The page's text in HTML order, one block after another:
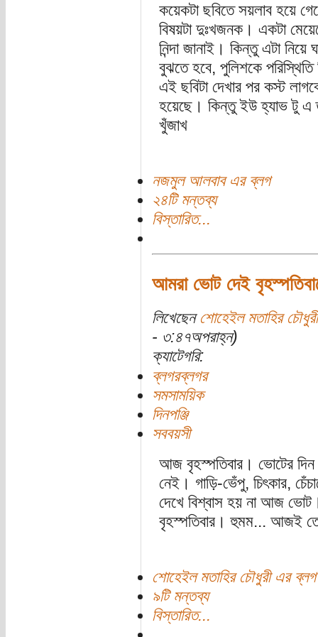
কয়েকটা ছবিতে সয়লাব হয়ে
বিষয়টা দুঃখজনক। একটা
নিন্দা জানাই। কিন্তু এটা
বুঝতে হবে, পুলিশকে
এই ছবিটা দেখার পর কস্ট
হয়েছে। কিন্তু ইউ হ্যাভ টু এ
খুঁজাখ
নজমুল আলবাব এর ব্লগ
২৪টি মন্তব্য
বিস্তারিত...
আমরা ভোট দেই
লিখেছেন শোহেইল মতাহির চৌধুরী
- ৩:৪৭অপরাহ্ন)
ক্যাটেগরি:
ব্লগরব্লগর
সমসাময়িক
দিনপঞ্জি
সববয়সী
আজ বৃহস্পতিবার। ভোটের
নেই। গাড়ি-ভেঁপু, চিৎকার,
দেখে বিশ্বাস হয় না আজ
বৃহস্পতিবার। হুমম... আজই
শোহেইল মতাহির চৌধুরী এর ব্লগ
৯টি মন্তব্য
বিস্তারিত...